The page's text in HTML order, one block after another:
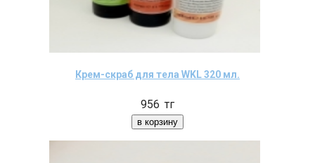
Крем-скраб для тела WKL 320 мл.
956 тг